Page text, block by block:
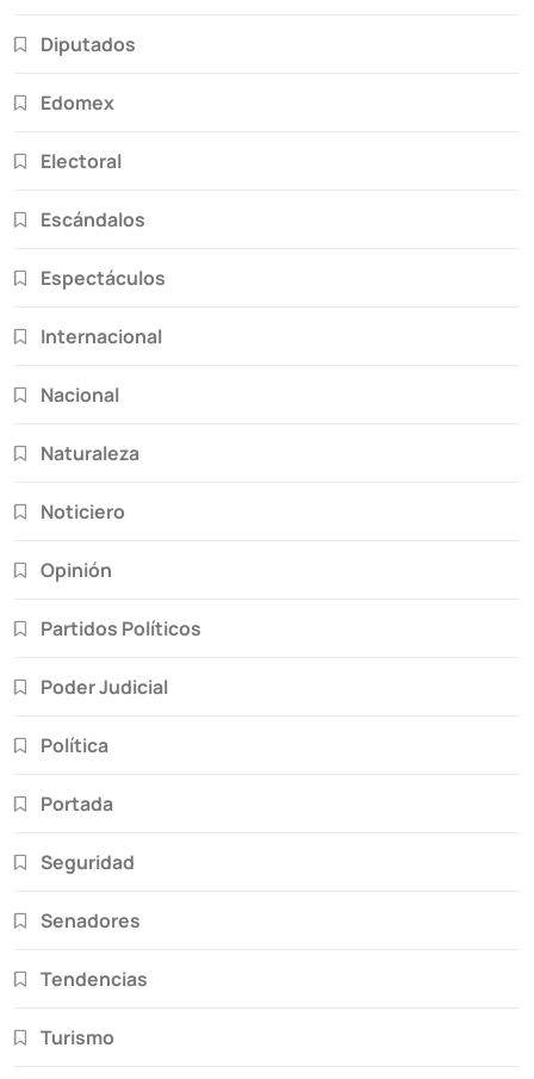
Diputados
Edomex
Electoral
Escándalos
Espectáculos
Internacional
Nacional
Naturaleza
Noticiero
Opinión
Partidos Políticos
Poder Judicial
Política
Portada
Seguridad
Senadores
Tendencias
Turismo